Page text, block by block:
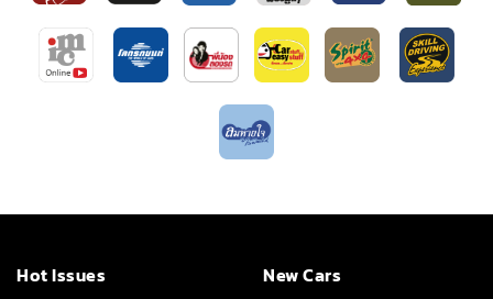
Hot Issues
New Cars